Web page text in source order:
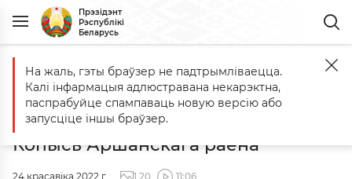
Прэзідэнт
Рэспублікі
Беларусь
Галоўная Падзеі Наведванне храма Праабражэння Гасподняга
Наведванне храма Праабражэння
Гасподняга ў гарадскім пасёлку
Копысь Аршанскага раёна
24 красавіка 2022 г. 20 11:06
На жаль, гэты браўзер не падтрымліваецца.
Калі інфармацыя адлюстравана некарэктна,
паспрабуйце спампаваць новую версію або
запусціце іншы браўзер.